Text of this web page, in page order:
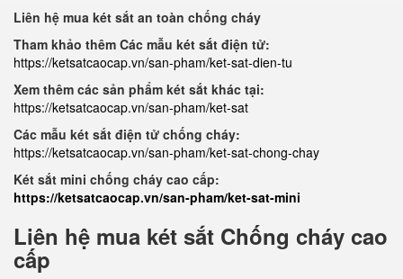
Liên hệ mua két sắt an toàn chống cháy
Tham khảo thêm Các mẫu két sắt điện tử:
https://ketsatcaocap.vn/san-pham/ket-sat-dien-tu
Xem thêm các sản phẩm két sắt khác tại:
https://ketsatcaocap.vn/san-pham/ket-sat
Các mẫu két sắt điện tử chống cháy:
https://ketsatcaocap.vn/san-pham/ket-sat-chong-chay
Két sắt mini chống cháy cao cấp:
https://ketsatcaocap.vn/san-pham/ket-sat-mini
Liên hệ mua két sắt Chống cháy cao
cấp